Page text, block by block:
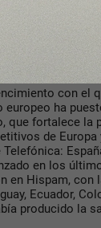
para crear
europeo limita
no es
Europa”, ha
ha
con el
europeo ha
que fortalece la
de
en los
en Hispam, con
Ecuador,
producido la